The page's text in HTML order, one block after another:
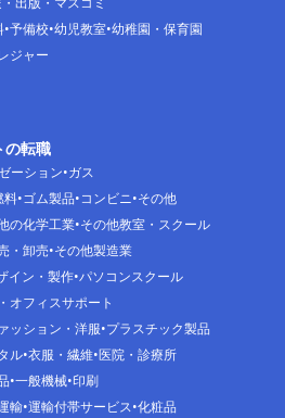
予備校 幼児教室 幼稚園・保育園
ジャー
の転職
ーション ガス
料 ゴム製品 コンビニ その他
の化学工業 その他教室・スクール
・卸売 その他製造業
イン・製作 パソコンスクール
オフィスサポート
ッション・洋服 プラスチック製品
ル 衣服・繊維 医院・診療所
一般機械 印刷
輸 運輸付帯サービス 化粧品